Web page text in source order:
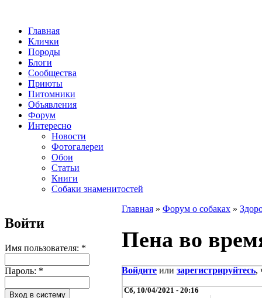
Главная
Клички
Породы
Блоги
Сообщества
Приюты
Питомники
Объявления
Форум
Интересно
Новости
Фотогалереи
Обои
Статьи
Книги
Собаки знаменитостей
Войти
Имя пользователя: *
Пароль: *
Главная » Форум о собаках »
Пена во
Войдите или зарегистрируйтесь,
Сб, 10/04/2021 - 20:16